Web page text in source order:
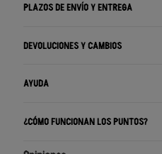
PLAZOS DE ENVÍO Y ENTREGA
DEVOLUCIONES Y CAMBIOS
AYUDA
¿CÓMO FUNCIONAN LOS PUNTOS?